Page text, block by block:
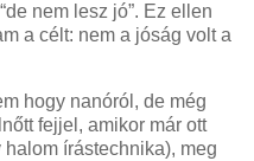
nem lesz jó”. Ez ellen
a célt: nem a jóság volt a
hogy nanóról, de még
fejjel, amikor már ott
írástechnika), meg